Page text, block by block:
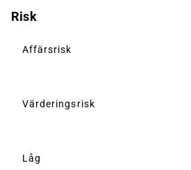
Risk
Affärsrisk
Värderingsrisk
Låg